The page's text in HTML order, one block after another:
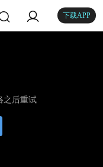
下载APP
之后重试